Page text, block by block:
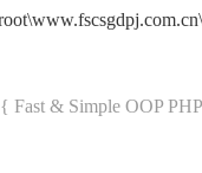
{ Fast & Simple OOP